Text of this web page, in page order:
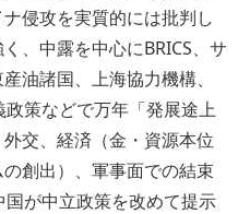
侵攻を実質的には批判し
、中露を中心にBRICS、サ
油諸国、上海協力機構、
策などで万年「発展途上
交、経済（金・資源本位
創出）、軍事面での結束
が中立政策を改めて提示